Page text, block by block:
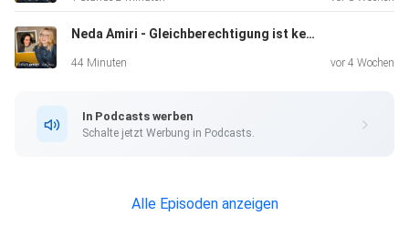
hören!
Neda Amiri - Gleichberechtigung ist keine Romantik
44 Minuten vor 4 Wochen
In Podcasts werben
Schalte jetzt Werbung in Podcasts.
Alle Episoden anzeigen